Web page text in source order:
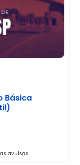
Básica
avulsas